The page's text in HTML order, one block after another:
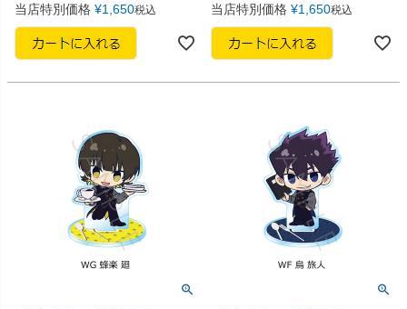
当店特別価格 ¥1,650税込
当店特別価格 ¥1,650税込